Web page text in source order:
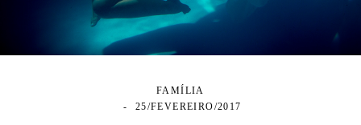
FAMÍLIA
25/FEVEREIRO/2017